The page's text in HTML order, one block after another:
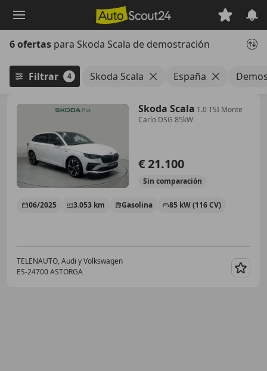
principal
6 ofertas para Skoda Scala de demostración
Filtrar 4 Skoda Scala España
Skoda Scala 1.0 TSI Monte
Carlo DSG 85kW
€ 21.100
Sin comparación
06/2025 3.053 km Gasolina 85 kW (116 CV)
TELENAUTO, Audi y Volkswagen
ES-24700 ASTORGA